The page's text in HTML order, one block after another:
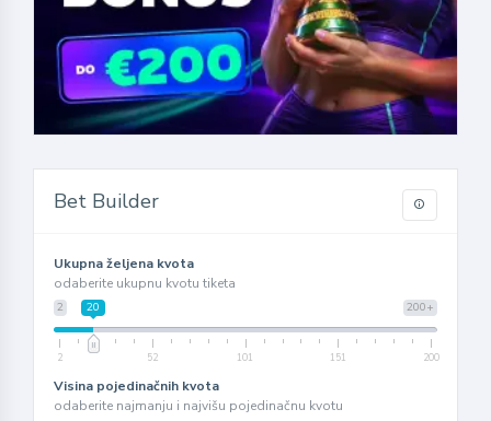
Bet Builder
Ukupna željena kvota
odaberite ukupnu kvotu tiketa
2 200+
20
2 52 101 151 200
Visina pojedinačnih kvota
odaberite najmanju i najvišu pojedinačnu kvotu